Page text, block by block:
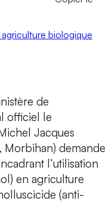
agriculture biologique
de
officiel le
Jacques
Morbihan) demande
l’utilisation
en agriculture
(anti-